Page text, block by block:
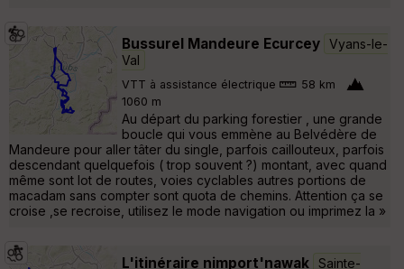
Bussurel Mandeure Ecurcey Vyans-le-
Val
VTT à assistance électrique
58 km
1060 m
Au départ du parking forestier , une grande
boucle qui vous emmène au Belvédère de
Mandeure pour aller tâter du single, parfois caillouteux, parfois
descendant quelquefois ( trop souvent ?) montant, avec quand
même sont lot de routes, voies cyclables autres portions de
macadam sans compter sont quota de chemins. Attention ça se
croise ,se recroise, utilisez le mode navigation ou imprimez la »
L'itinéraire nimport'nawak Sainte-